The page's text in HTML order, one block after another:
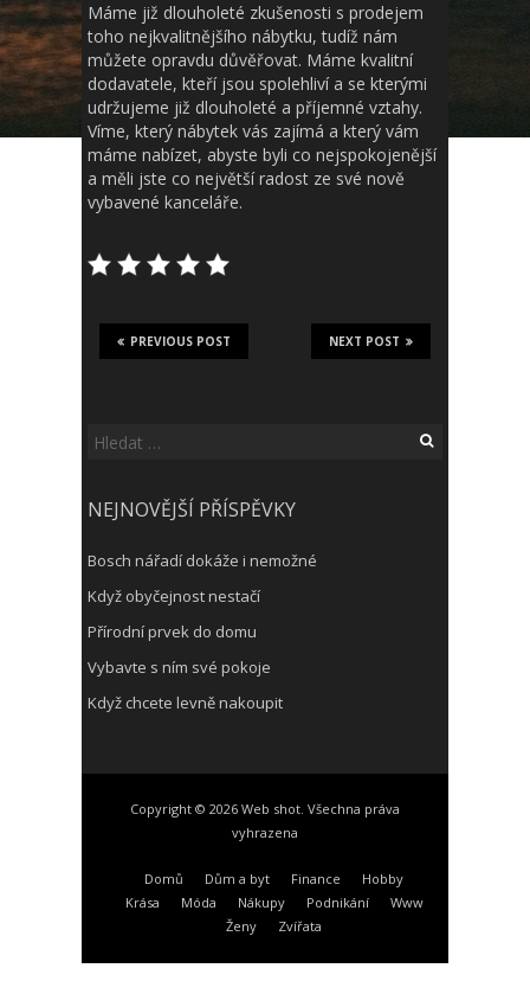
Máme již dlouholeté zkušenosti s prodejem
toho nejkvalitnějšího nábytku, tudíž nám
můžete opravdu důvěřovat. Máme kvalitní
dodavatele, kteří jsou spolehliví a se kterými
udržujeme již dlouholeté a příjemné vztahy.
Víme, který nábytek vás zajímá a který vám
máme nabízet, abyste byli co nejspokojenější
a měli jste co největší radost ze své nově
vybavené kanceláře.
NEXT POST
PREVIOUS POST
Vyhledávání
NEJNOVĚJŠÍ PŘÍSPĚVKY
Bosch nářadí dokáže i nemožné
Když obyčejnost nestačí
Přírodní prvek do domu
Vybavte s ním své pokoje
Když chcete levně nakoupit
Copyright © 2026 Web shot. Všechna práva
vyhrazena
Domů Dům a byt Finance
Hobby
Krása
Móda Nákupy Podnikání
Www
Ženy
Zvířata